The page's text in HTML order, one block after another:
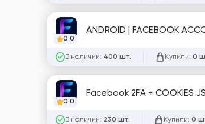
0.0
ANDROID | FACEBOOK
В наличии: 400 шт. Купили: 0
0.0
В наличии: 230 шт. Купили: 0